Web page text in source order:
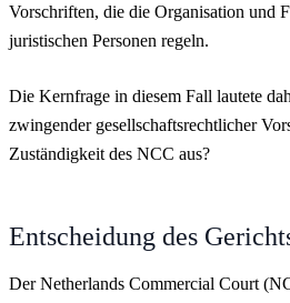
Vorschriften, die die Organisation und
juristischen Personen regeln.
Die Kernfrage in diesem Fall lautete
zwingender gesellschaftsrechtlicher
Zuständigkeit des NCC aus?
Entscheidung des
Der Netherlands Commercial Court